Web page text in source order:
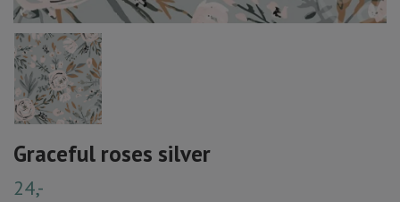
Graceful roses silver
24,-